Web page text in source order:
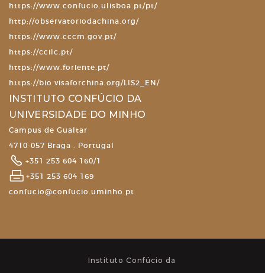
https://www.confucio.ulisboa.pt/pt/
http://observatoriodachina.org/
https://www.cccm.gov.pt/
https://ccilc.pt/
https://www.foriente.pt/
https://bio.visaforchina.org/LIS2_EN/
INSTITUTO CONFÚCIO DA
UNIVERSIDADE DO MINHO
Campus de Gualtar
4710-057 Braga . Portugal
+351 253 604 160/1
+351 253 604 169
confucio@confucio.uminho.pt
Instituto Confúcio da